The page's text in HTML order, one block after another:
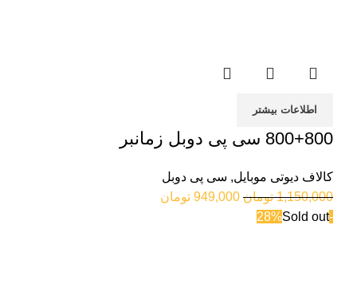
اطلاعات بیشتر
800+800 سی پی دوبل زمانبر
کالاف دیوتی موبایل, سی پی دوبل
1,150,000 تومان 949,000 تومان
-28%
Sold out